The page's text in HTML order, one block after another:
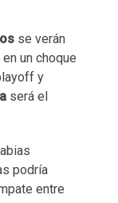
se verán
en un choque
y
será el
podría
entre